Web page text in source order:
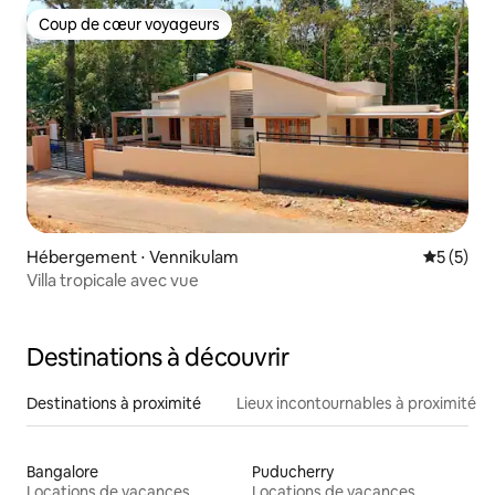
Coup de cœur voyageurs
Coup de cœur voyageurs
Hébergement ⋅ Vennikulam
5 (5)
Villa tropicale avec vue
Destinations à découvrir
Destinations à proximité Lieux incontournables à proximité
Bangalore
Puducherry